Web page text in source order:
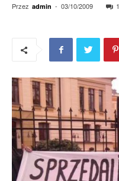
Przez admin - 03/10/2009